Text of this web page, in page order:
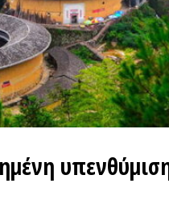
υπενθύμιση/